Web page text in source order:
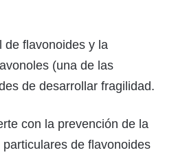
de flavonoides y la
(una de las
de desarrollar fragilidad.
con la prevención de la
de flavonoides